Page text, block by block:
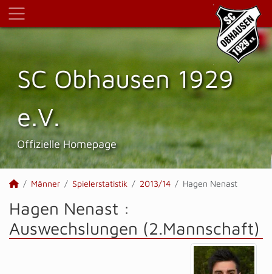
SC Obhausen 1929
e.V.
Offizielle Homepage
Männer Spielerstatistik 2013/14 Hagen Nenast
Hagen Nenast :
Auswechslungen (2.Mannschaft)